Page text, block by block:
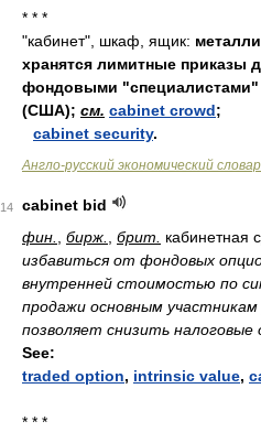
* * *
"кабинет", шкаф, ящик:
хранятся лимитные приказы
фондовыми
(США); см. cabinet crowd;
cabinet security.
Англо-русский экономический
14
cabinet bid
фин.
бирж. брит. кабинетная
избавиться от фондовых
внутренней стоимостью по
продажи основным
позволяет снизить налоговые
See:
traded option, intrinsic value,
* * *